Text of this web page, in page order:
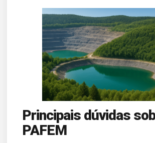
Principais dúvidas
PAFEM